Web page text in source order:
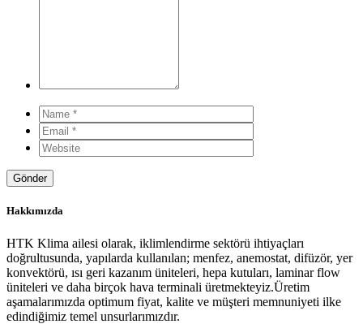
Hakkımızda
HTK Klima ailesi olarak, iklimlendirme sektörü ihtiyaçları
doğrultusunda, yapılarda kullanılan; menfez, anemostat, difüzör, yer
konvektörü, ısı geri kazanım üniteleri, hepa kutuları, laminar flow
üniteleri ve daha birçok hava terminali üretmekteyiz.Üretim
aşamalarımızda optimum fiyat, kalite ve müşteri memnuniyeti ilke
edindiğimiz temel unsurlarımızdır.